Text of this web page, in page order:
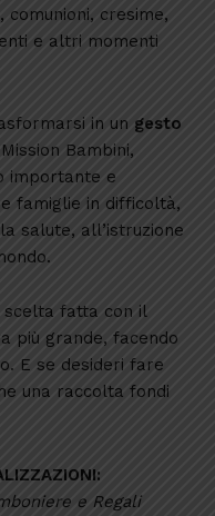
cresime,
e altri momenti
in un gesto
Bambini,
importante e
famiglie in difficoltà,
salute, all’istruzione
scelta fatta con il
più grande, facendo
E se desideri fare
una raccolta fondi
e Regali